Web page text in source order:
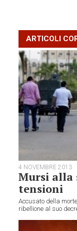
ARTICOLI
4 NOVEMBRE 2013
Mursi alla
tensioni
Accusato della
ribellione al suo